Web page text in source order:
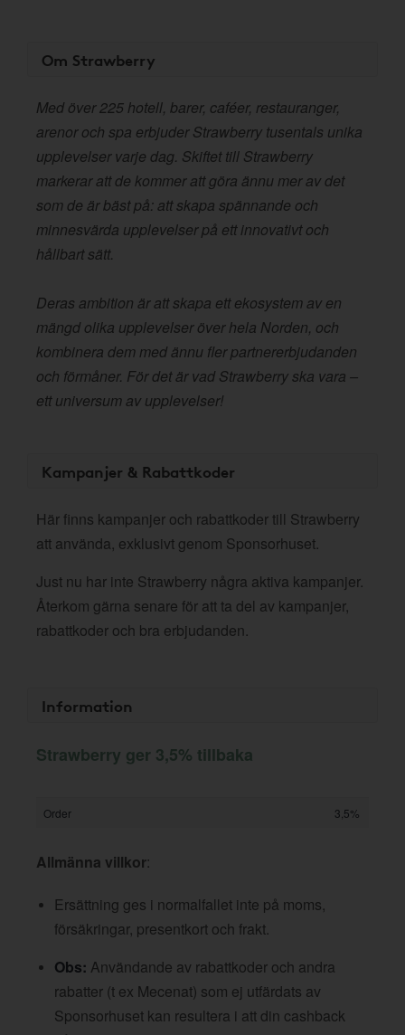
Om Strawberry
Med över 225 hotell, barer, caféer, restauranger,
arenor och spa erbjuder Strawberry tusentals unika
upplevelser varje dag. Skiftet till Strawberry
markerar att de kommer att göra ännu mer av det
som de är bäst på: att skapa spännande och
minnesvärda upplevelser på ett innovativt och
hållbart sätt.
Deras ambition är att skapa ett ekosystem av en
mängd olika upplevelser över hela Norden, och
kombinera dem med ännu fler partnererbjudanden
och förmåner. För det är vad Strawberry ska vara –
ett universum av upplevelser!
Kampanjer & Rabattkoder
Här finns kampanjer och rabattkoder till Strawberry
att använda, exklusivt genom Sponsorhuset.
Just nu har inte Strawberry några aktiva kampanjer.
Återkom gärna senare för att ta del av kampanjer,
rabattkoder och bra erbjudanden.
Information
Strawberry ger 3,5% tillbaka
Order 3,5%
Allmänna villkor:
Ersättning ges i normalfallet inte på moms,
försäkringar, presentkort och frakt.
Obs: Användande av rabattkoder och andra
rabatter (t ex Mecenat) som ej utfärdats av
Sponsorhuset kan resultera i att din cashback